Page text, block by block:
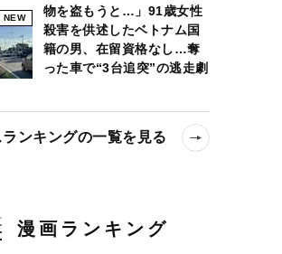
NEW
物を盗もうと…」91歳女性
殺害を供述したベトナム国
籍の男、在留資格なし…奪
った車で“3台追突”の逃走劇
ンキングの一覧を見る
漫画ランキング